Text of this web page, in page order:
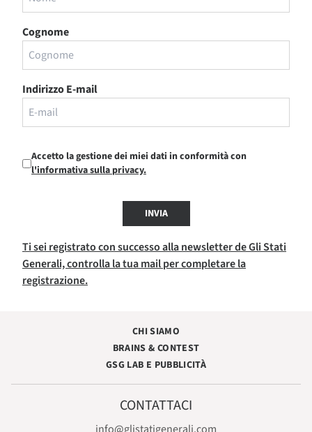
Cognome
Indirizzo E-mail
Accetto la gestione dei miei dati in conformità con
l'informativa sulla privacy.
INVIA
Ti sei registrato con successo alla newsletter de Gli Stati
Generali, controlla la tua mail per completare la
registrazione.
CHI SIAMO
BRAINS & CONTEST
GSG LAB E PUBBLICITÀ
CONTATTACI